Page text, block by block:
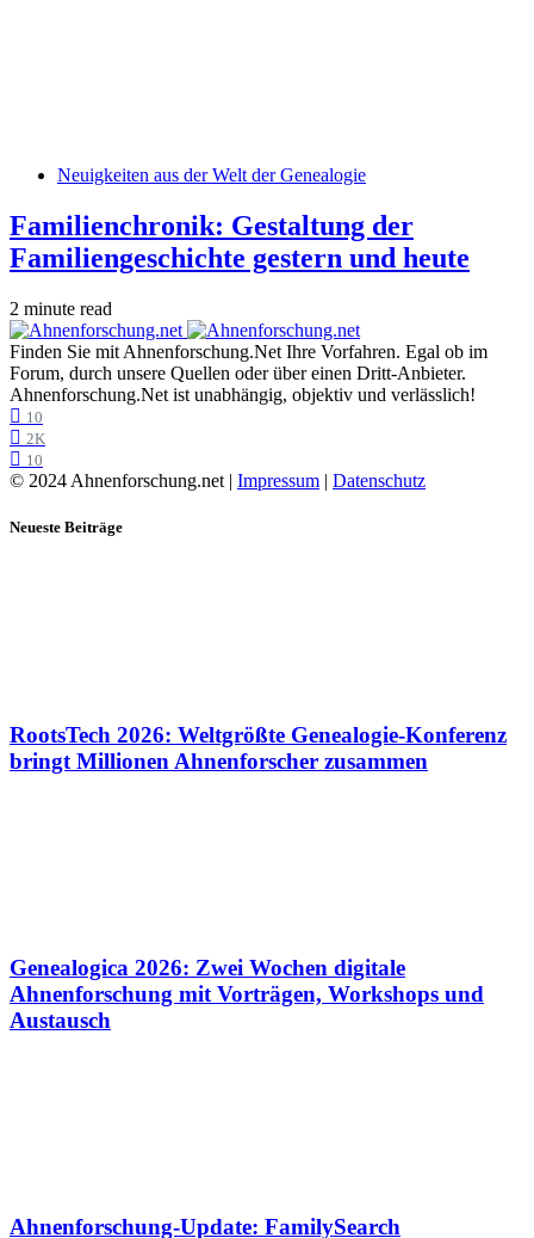
Neuigkeiten aus der Welt der Genealogie
Familienchronik: Gestaltung der
Familiengeschichte gestern und heute
2 minute read
Finden Sie mit Ahnenforschung.Net Ihre Vorfahren. Egal ob im
Forum, durch unsere Quellen oder über einen Dritt-Anbieter.
Ahnenforschung.Net ist unabhängig, objektiv und verlässlich!
10
2K
10
© 2024 Ahnenforschung.net | Impressum | Datenschutz
Neueste Beiträge
RootsTech 2026: Weltgrößte Genealogie-Konferenz
bringt Millionen Ahnenforscher zusammen
Genealogica 2026: Zwei Wochen digitale
Ahnenforschung mit Vorträgen, Workshops und
Austausch
Ahnenforschung-Update: FamilySearch